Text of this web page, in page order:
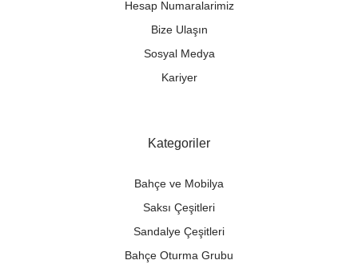
Hesap Numaralarimiz
Bize Ulaşın
Sosyal Medya
Kariyer
Kategoriler
Bahçe ve Mobilya
Saksı Çeşitleri
Sandalye Çeşitleri
Bahçe Oturma Grubu